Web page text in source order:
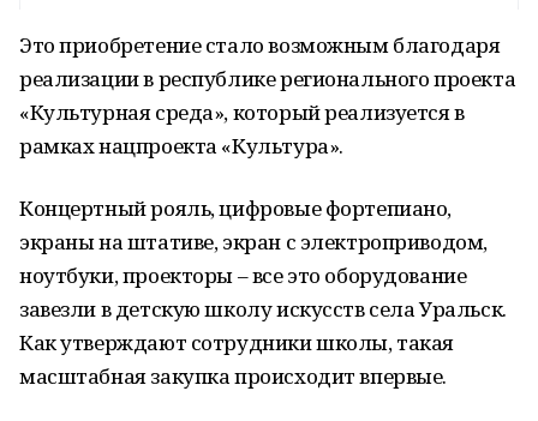
Это приобретение стало возможным благодаря
реализации в республике регионального проекта
«Культурная среда», который реализуется в
рамках нацпроекта «Культура».
Концертный рояль, цифровые фортепиано,
экраны на штативе, экран с электроприводом,
ноутбуки, проекторы – все это оборудование
завезли в детскую школу искусств села Уральск.
Как утверждают сотрудники школы, такая
масштабная закупка происходит впервые.